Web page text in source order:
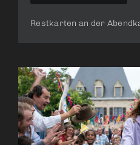
Restkarten an der